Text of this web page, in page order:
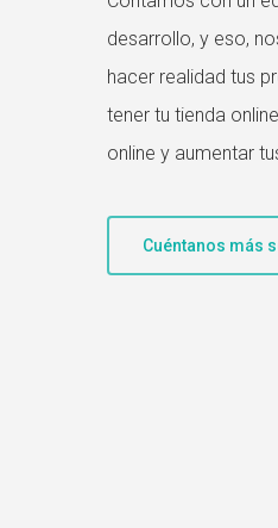
desarrollo, y eso,
hacer realidad tus
tener tu tienda
online y aumentar
Cuéntanos más